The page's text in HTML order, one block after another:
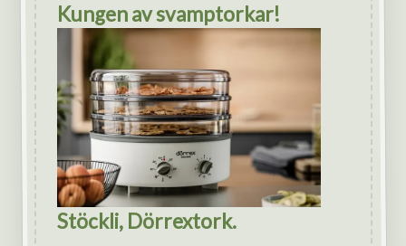
Kungen av svamptorkar!
Stöckli, Dörrextork.